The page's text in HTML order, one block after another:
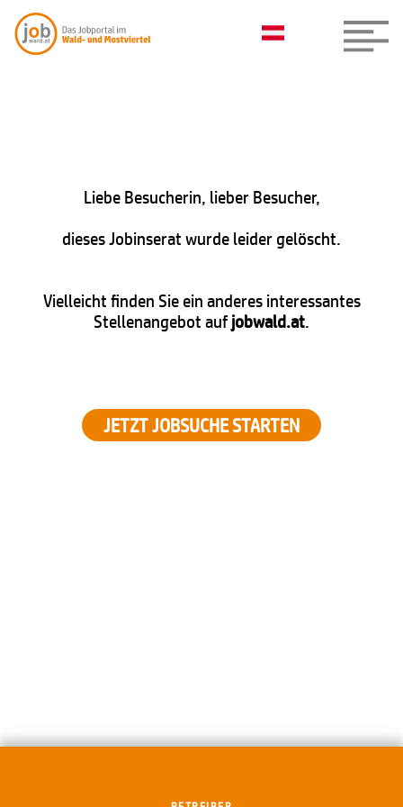
Liebe Besucherin, lieber Besucher,
dieses Jobinserat wurde leider gelöscht.
Vielleicht finden Sie ein anderes interessantes
Stellenangebot aufjobwald.at.
JETZT JOBSUCHE STARTEN